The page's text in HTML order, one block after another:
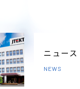
ニュース
NEWS